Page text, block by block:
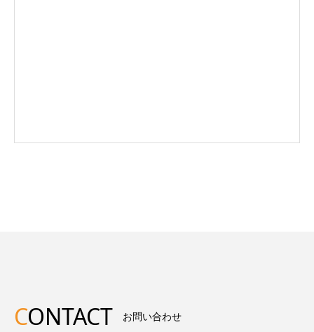
CONTACT お問い合わせ